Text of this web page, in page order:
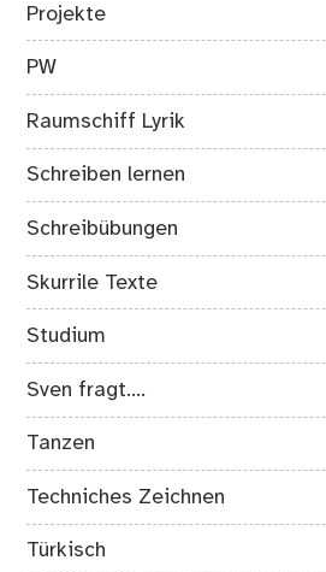
Projekte
PW
Raumschiff Lyrik
Schreiben lernen
Schreibübungen
Skurrile Texte
Studium
Sven fragt….
Tanzen
Techniches Zeichnen
Türkisch